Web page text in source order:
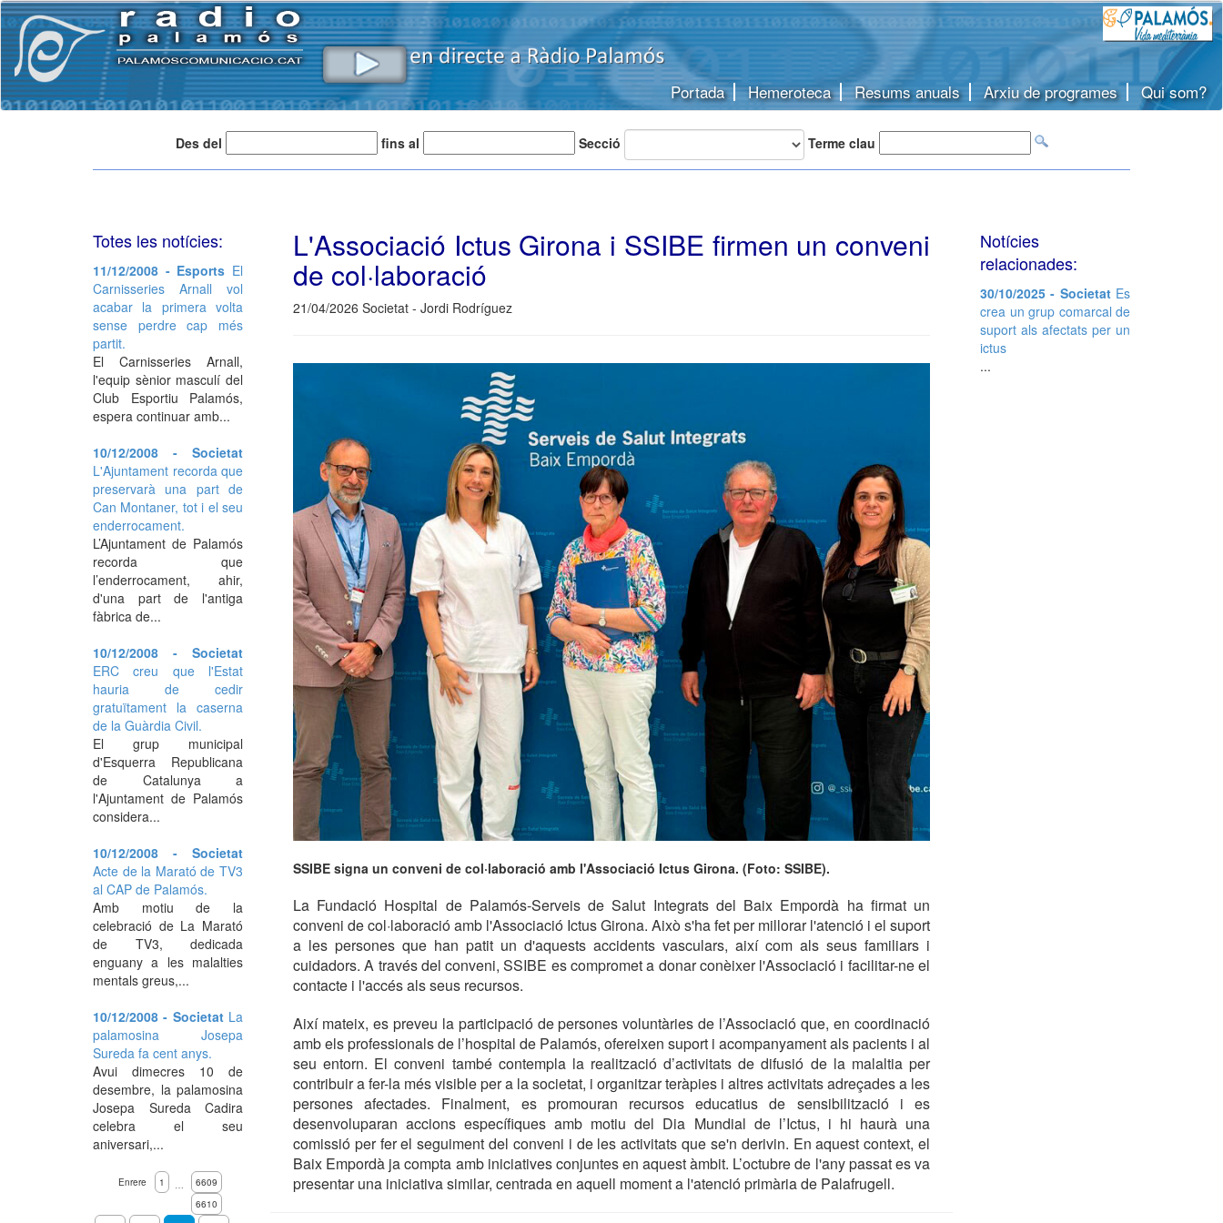
Portada Hemeroteca Resums anuals Arxiu de programes Qui som?
Des del fins al Secció Terme clau
L'Associació Ictus Girona i SSIBE firmen un conveni
de col·laboració
21/04/2026 Societat - Jordi Rodríguez
SSIBE signa un conveni de col·laboració amb l'Associació Ictus Girona. (Foto: SSIBE).
La Fundació Hospital de Palamós-Serveis de Salut Integrats del Baix Empordà ha firmat un
conveni de col·laboració amb l'Associació Ictus Girona. Això s'ha fet per millorar l'atenció i el suport
a les persones que han patit un d'aquests accidents vasculars, així com als seus familiars i
cuidadors. A través del conveni, SSIBE es compromet a donar conèixer l'Associació i facilitar-ne el
contacte i l'accés als seus recursos.
Així mateix, es preveu la participació de persones voluntàries de l’Associació que, en coordinació
amb els professionals de l’hospital de Palamós, ofereixen suport i acompanyament als pacients i al
seu entorn. El conveni també contempla la realització d’activitats de difusió de la malaltia per
contribuir a fer-la més visible per a la societat, i organitzar teràpies i altres activitats adreçades a les
persones afectades. Finalment, es promouran recursos educatius de sensibilització i es
desenvoluparan accions específiques amb motiu del Dia Mundial de l’Ictus, i hi haurà una
comissió per fer el seguiment del conveni i de les activitats que se'n derivin. En aquest context, el
Baix Empordà ja compta amb iniciatives conjuntes en aquest àmbit. L’octubre de l'any passat es va
presentar una iniciativa similar, centrada en aquell moment a l'atenció primària de Palafrugell.
Totes les notícies:
11/12/2008 - Esports El
Carnisseries Arnall vol
acabar la primera volta
sense perdre cap més
partit.
El Carnisseries Arnall,
l'equip sènior masculí del
Club Esportiu Palamós,
espera continuar amb...
10/12/2008 - Societat
L'Ajuntament recorda que
preservarà una part de
Can Montaner, tot i el seu
enderrocament.
L’Ajuntament de Palamós
recorda que
l’enderrocament, ahir,
d'una part de l'antiga
fàbrica de...
10/12/2008 - Societat
ERC creu que l'Estat
hauria de cedir
gratuïtament la caserna
de la Guàrdia Civil.
El grup municipal
d'Esquerra Republicana
de Catalunya a
l'Ajuntament de Palamós
considera...
10/12/2008 - Societat
Acte de la Marató de TV3
al CAP de Palamós.
Amb motiu de la
celebració de La Marató
de TV3, dedicada
enguany a les malalties
mentals greus,...
10/12/2008 - Societat La
palamosina Josepa
Sureda fa cent anys.
Avui dimecres 10 de
desembre, la palamosina
Josepa Sureda Cadira
celebra el seu
aniversari,...
Enrere 1 …
6609
6610
Notícies
relacionades:
30/10/2025 - SocietatEs
crea un grup comarcal de
suport als afectats per un
ictus
...